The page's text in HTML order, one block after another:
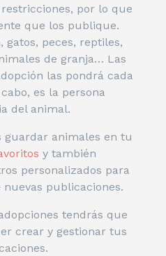
por lo que
que los publique.
gatos, peces, reptiles,
de granja… Las
las pondrá cada
es la persona
del animal.
guardar animales en tu
y también
personalizados para
publicaciones.
tendrás que
crear y gestionar tus